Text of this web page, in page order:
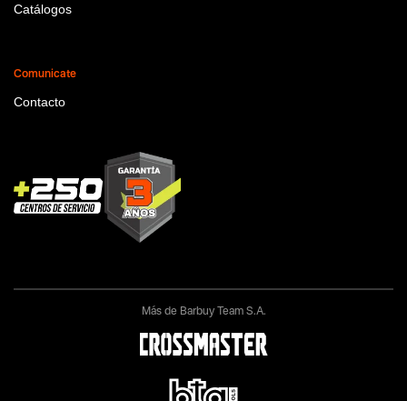
Catálogos
Comunicate
Contacto
Más de Barbuy Team S.A.